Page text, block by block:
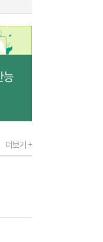
는
능
더보기 +